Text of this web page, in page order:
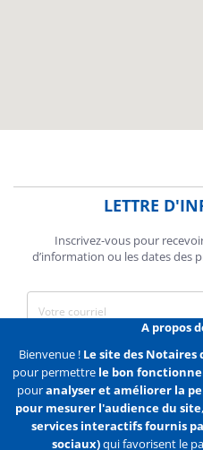
LETTRE
Inscrivez-vous pour
d’information ou les dates des
J'accepte de recevoir des
En
A propos
Bienvenue ! Le site des Notaires
pour permettre le bon
pouranalyser et améliorer la
pour mesurer l'audience du site
services interactifs fournis
sociaux)qui favorisent le